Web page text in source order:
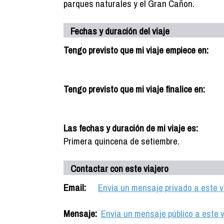
parques naturales y el Gran Cañon.
Fechas y duración del viaje
Tengo previsto que mi viaje empiece en:
Tengo previsto que mi viaje finalice en:
Las fechas y duración de mi viaje es:
Primera quincena de setiembre.
Contactar con este viajero
Email:
Envía un mensaje privado a este
Mensaje: Envía un mensaje público a este